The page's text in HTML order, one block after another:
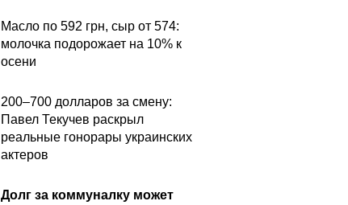
Масло по 592 грн, сыр от 574:
молочка подорожает на 10% к
осени
200–700 долларов за смену:
Павел Текучев раскрыл
реальные гонорары украинских
актеров
Долг за коммуналку может